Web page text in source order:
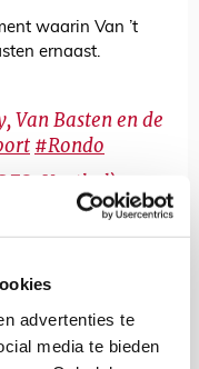
advertenties te
media te bieden
waarin Van ’t
ernaast.
Van Basten en de
#Rondo